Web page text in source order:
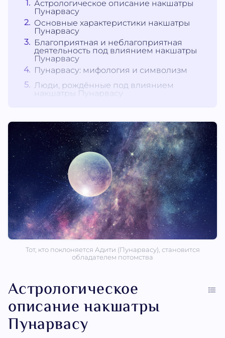
Астрологическое описание накшатры
Пунарвасу
Основные характеристики накшатры
Пунарвасу
Благоприятная и неблагоприятная
деятельность под влиянием накшатры
Пунарвасу
Пунарвасу: мифология и символизм
Люди, рождённые под влиянием
накшатры Пунарвасу
Тот, кто поклоняется Адити (Пунарвасу), становится
обладателем потомства
Астрологическое
описание накшатры
Пунарвасу